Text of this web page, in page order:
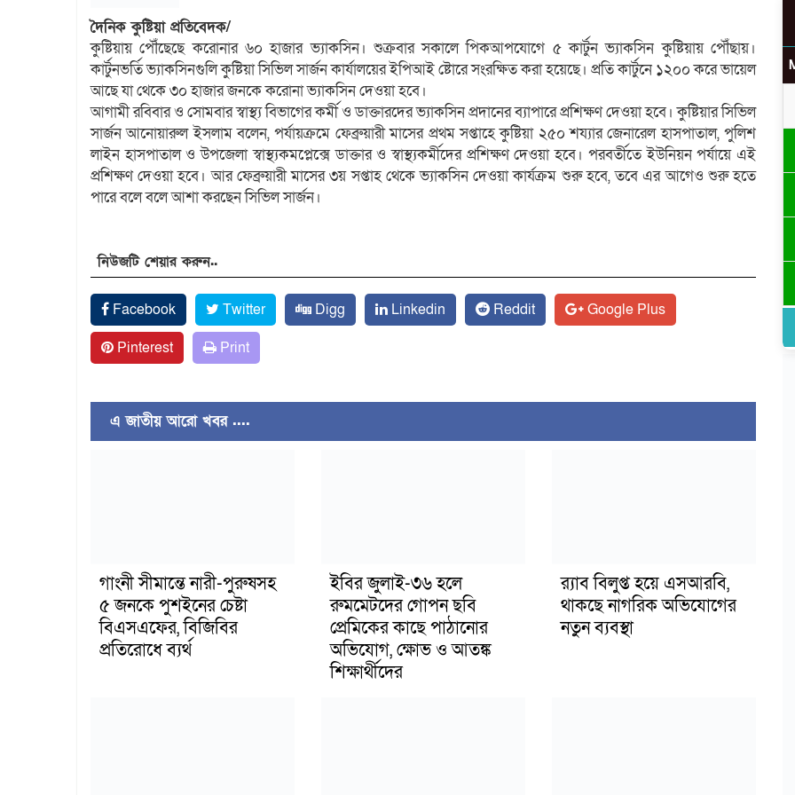
দৈনিক কুষ্টিয়া প্রতিবেদক/
কুষ্টিয়ায় পৌঁছেছে করোনার ৬০ হাজার ভ্যাকসিন। শুক্রবার সকালে পিকআপযোগে ৫ কার্টুন ভ্যাকসিন কুষ্টিয়ায় পৌঁছায়।
কার্টুনভর্তি ভ্যাকসিনগুলি কুষ্টিয়া সিভিল সার্জন কার্যালয়ের ইপিআই ষ্টোরে সংরক্ষিত করা হয়েছে। প্রতি কার্টুনে ১২০০ করে ভায়েল
আছে যা থেকে ৩০ হাজার জনকে করোনা ভ্যাকসিন দেওয়া হবে।
আগামী রবিবার ও সোমবার স্বাস্থ্য বিভাগের কর্মী ও ডাক্তারদের ভ্যাকসিন প্রদানের ব্যাপারে প্রশিক্ষণ দেওয়া হবে। কুষ্টিয়ার সিভিল
সার্জন আনোয়ারুল ইসলাম বলেন, পর্যায়ক্রমে ফেব্রুয়ারী মাসের প্রথম সপ্তাহে কুষ্টিয়া ২৫০ শয্যার জেনারেল হাসপাতাল, পুলিশ
লাইন হাসপাতাল ও উপজেলা স্বাস্থ্যকমপ্লেক্সে ডাক্তার ও স্বাস্থ্যকর্মীদের প্রশিক্ষণ দেওয়া হবে। পরবর্তীতে ইউনিয়ন পর্যায়ে এই
প্রশিক্ষণ দেওয়া হবে। আর ফেব্রুয়ারী মাসের ৩য় সপ্তাহ থেকে ভ্যাকসিন দেওয়া কার্যক্রম শুরু হবে, তবে এর আগেও শুরু হতে
পারে বলে বলে আশা করছেন সিভিল সার্জন।
নিউজটি শেয়ার করুন..
Facebook Twitter Digg Linkedin Reddit
Google Plus
Pinterest
Print
এ জাতীয় আরো খবর ....
গাংনী সীমান্তে নারী-পুরুষসহ
৫ জনকে পুশইনের চেষ্টা
বিএসএফের, বিজিবির
প্রতিরোধে ব্যর্থ
ইবির জুলাই-৩৬ হলে
রুমমেটদের গোপন ছবি
প্রেমিকের কাছে পাঠানোর
অভিযোগ, ক্ষোভ ও আতঙ্ক
শিক্ষার্থীদের
র‍্যাব বিলুপ্ত হয়ে এসআরবি,
থাকছে নাগরিক অভিযোগের
নতুন ব্যবস্থা